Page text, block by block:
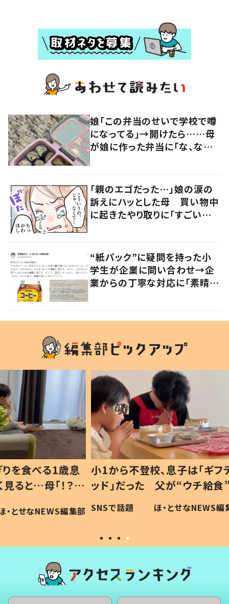
娘「この弁当のせいで学校で噂
になってる」→開けたら……母
が娘に作った弁当に「な、なん
「親のエゴだった…」娘の涙の
訴えにハッとした母 買い物中
に起きたやり取りに「すごい分
“紙パック”に疑問を持った小
学生が企業に問い合わせ→企
業からの丁寧な対応に「素晴ら
歳息
？」
編集部
小1から不登校、息子は「ギフテ
ッド」だった 父が“ウチ給食”を
作り続ける理由とは #令和の親
#令和の子
SNSで話題 ほ・とせなNEWS編集部
ひ孫
が、抱
「涙
い」